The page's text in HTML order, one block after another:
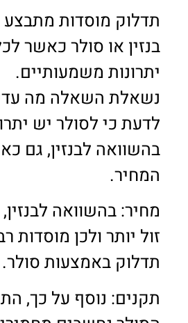
תדלוק מוסדות
בנזין או סולר כאשר
יתרונות משמעותיים.
נשאלת השאלה מה
לדעת כי לסולר יש
בהשוואה לבנזין, גם
המחיר.
מחיר: בהשוואה
זול יותר ולכן מוסדות
תדלוק באמצעות סולר.
תקנים: נוסף על כך,